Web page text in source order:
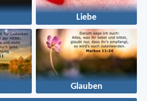
Liebe
Glauben